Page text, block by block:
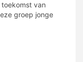
van
groep jonge